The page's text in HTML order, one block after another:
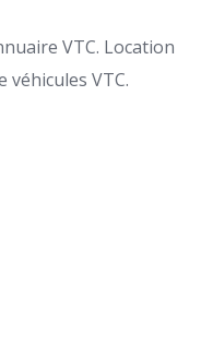
VTC. Location
véhicules VTC.